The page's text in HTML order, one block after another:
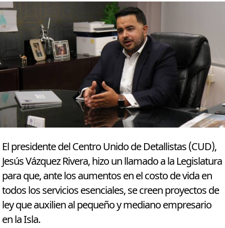
El presidente del Centro Unido de Detallistas (CUD),
Jesús Vázquez Rivera, hizo un llamado a la Legislatura
para que, ante los aumentos en el costo de vida en
todos los servicios esenciales, se creen proyectos de
ley que auxilien al pequeño y mediano empresario
en la Isla.